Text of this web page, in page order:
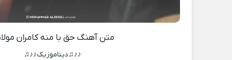
متن آهنگ حق با منه کامران
♪♪♫دیتاموزیک♪♪♫